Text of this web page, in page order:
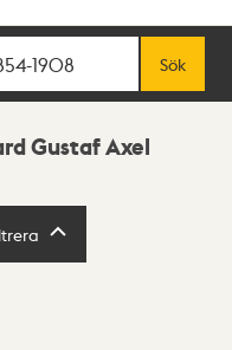
Sök
Gustaf Axel